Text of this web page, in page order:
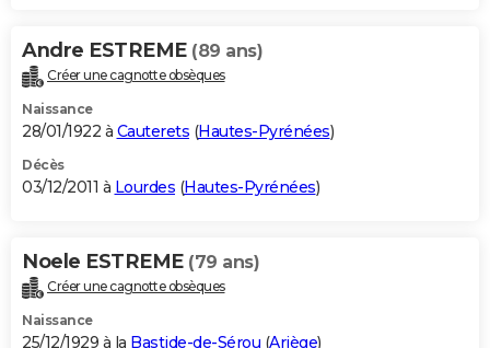
Andre ESTREME (89 ans)
Créer une cagnotte obsèques
Naissance
28/01/1922 à Cauterets (Hautes-Pyrénées)
Décès
03/12/2011 à Lourdes (Hautes-Pyrénées)
Noele ESTREME (79 ans)
Créer une cagnotte obsèques
Naissance
25/12/1929 à la Bastide-de-Sérou (Ariège)